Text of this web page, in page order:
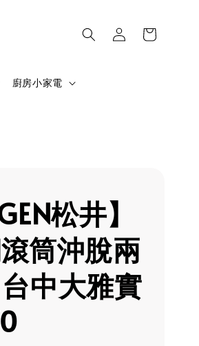
廚房小家電
松井】
筒沖脫兩
中大雅實